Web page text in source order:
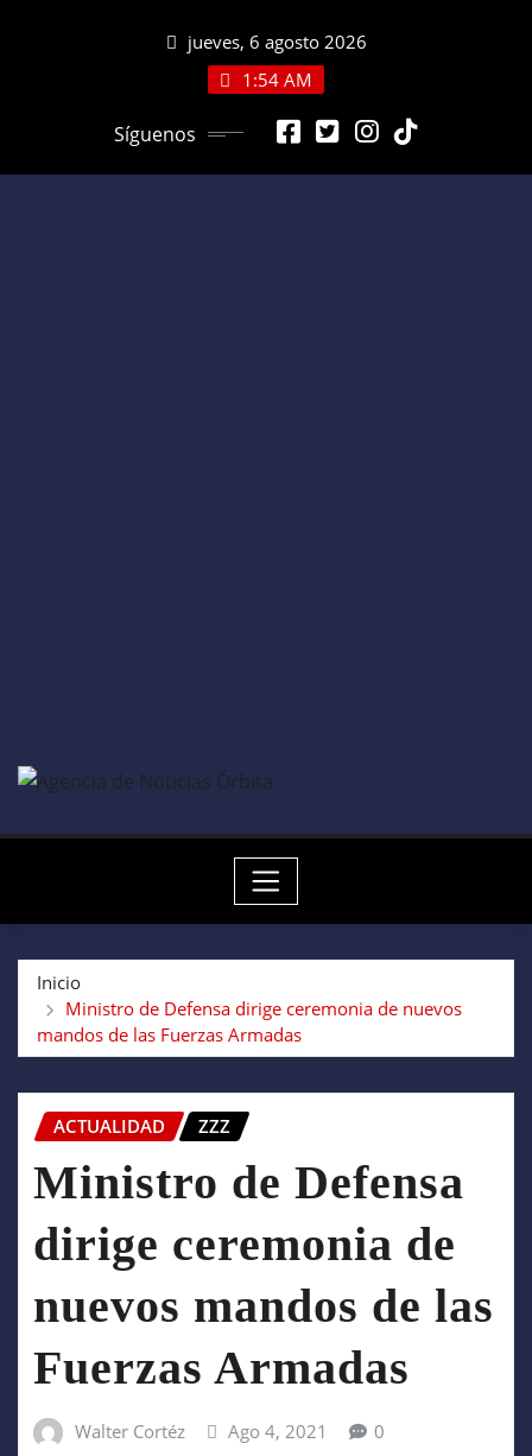
jueves, 6 agosto 2026
1:54 AM
Síguenos
Inicio
Ministro de Defensa dirige ceremonia de nuevos
mandos de las Fuerzas Armadas
ACTUALIDAD ZZZ
Ministro de Defensa
dirige ceremonia de
nuevos mandos de las
Fuerzas Armadas
Walter Cortéz Ago 4, 2021 0